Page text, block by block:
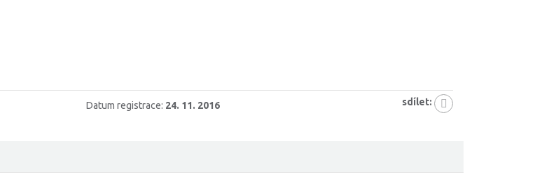
Datum registrace: 24. 11. 2016 sdílet: